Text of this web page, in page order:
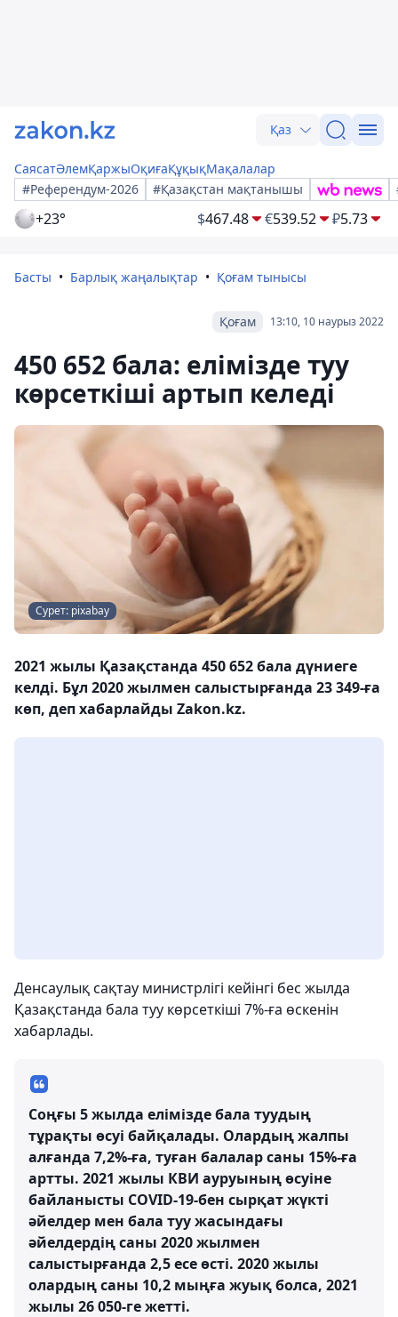
Қаз
СаясатӘлемҚаржыОқиғаҚұқықМақалалар
#Референдум-2026
#Қазақстан мақтанышы
+23° $467.48 €539.52 ₽5.73
Басты Барлық жаңалықтар Қоғам тынысы
13:10, 10 наурыз 2022
Қоғам
450 652 бала: елімізде туу
көрсеткіші артып келеді
Сурет: pixabay
2021 жылы Қазақстанда 450 652 бала дүниеге
келді. Бұл 2020 жылмен салыстырғанда 23 349-ға
көп, деп хабарлайды Zakon.kz.
Денсаулық сақтау министрлігі кейінгі бес жылда
Қазақстанда бала туу көрсеткіші 7%-ға өскенін
хабарлады.
Соңғы 5 жылда елімізде бала туудың
тұрақты өсуі байқалады. Олардың жалпы
алғанда 7,2%-ға, туған балалар саны 15%-ға
артты. 2021 жылы КВИ ауруының өсуіне
байланысты COVID-19-бен сырқат жүкті
әйелдер мен бала туу жасындағы
әйелдердің саны 2020 жылмен
салыстырғанда 2,5 есе өсті. 2020 жылы
олардың саны 10,2 мыңға жуық болса, 2021
жылы 26 050-ге жетті.